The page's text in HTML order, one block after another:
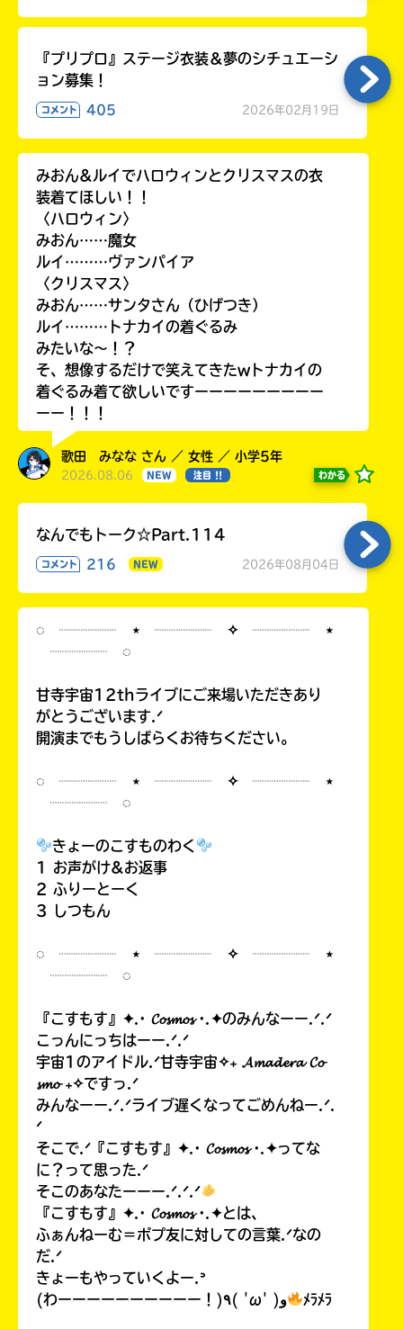
『プリプロ』ステージ衣装＆夢のシチュエーシ
ョン募集！
コメント 405 2026年02月19日
みおん&ルイでハロウィンとクリスマスの衣
装着てほしい！！
〈ハロウィン〉
みおん……魔女
ルイ………ヴァンパイア
〈クリスマス〉
みおん……サンタさん（ひげつき）
ルイ………トナカイの着ぐるみ
みたいな〜！？
そ、想像するだけで笑えてきたwトナカイの
着ぐるみ着て欲しいですーーーーーーーーー
ーー！！！
歌田 みなな さん ／ 女性 ／ 小学5年
2026.08.06 NEW 注目 !! わかる
なんでもトーク☆Part.114
コメント 216 NEW 2026年08月04日
◌ ┈┈┈┈ ⋆ ┈┈┈┈ ✧ ┈┈┈┈ ⋆
┈┈┈┈ ◌
甘寺宇宙12thライブにご来場いただきあり
がとうございます.ᐟ
開演までもうしばらくお待ちください。
◌ ┈┈┈┈ ⋆ ┈┈┈┈ ✧ ┈┈┈┈ ⋆
┈┈┈┈ ◌
きょーのこすものわく
1 お声がけ&お返事
2 ふりーとーく
3 しつもん
◌ ┈┈┈┈ ⋆ ┈┈┈┈ ✧ ┈┈┈┈ ⋆
┈┈┈┈ ◌
『こすもす』✦.· 𝓒𝓸𝓼𝓶𝓸𝓼 ·.✦のみんなーー.ᐟ.ᐟ
こっんにっちはーー.ᐟ.ᐟ
宇宙1のアイドル.ᐟ甘寺宇宙✧₊ 𝓐𝓶𝓪𝓭𝓮𝓻𝓪 𝓒𝓸
𝓼𝓶𝓸 ₊✧ですっ.ᐟ
みんなーー.ᐟ.ᐟライブ遅くなってごめんねー.ᐟ.
ᐟ
そこで.ᐟ『こすもす』✦.· 𝓒𝓸𝓼𝓶𝓸𝓼 ·.✦ってな
に？って思った.ᐟ
そこのあなたーーー.ᐟ.ᐟ.ᐟ
『こすもす』✦.· 𝓒𝓸𝓼𝓶𝓸𝓼 ·.✦とは、
ふぁんねーむ＝ポプ友に対しての言葉.ᐟなの
だ.ᐟ
きょーもやっていくよー.ᐣ
(わーーーーーーーーーー！)٩( 'ω' )و
ﾒﾗﾒﾗ